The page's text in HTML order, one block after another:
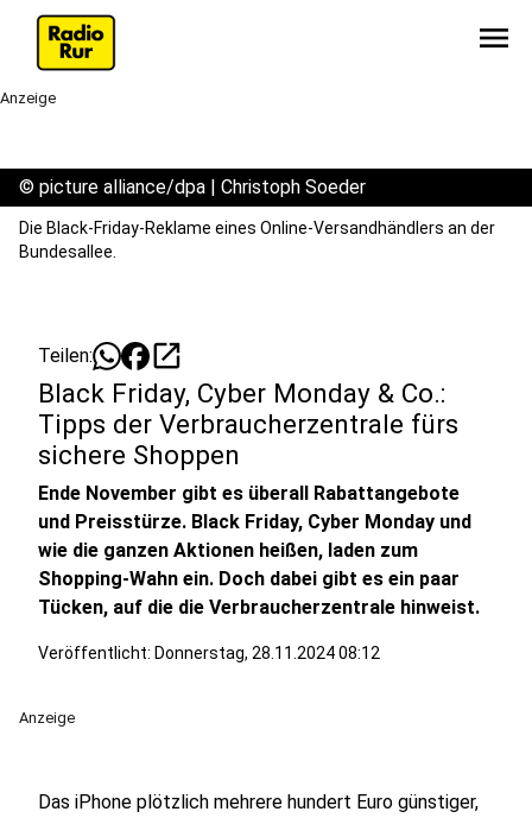
menu
Anzeige
© picture alliance/dpa | Christoph Soeder
Die Black-Friday-Reklame eines Online-Versandhändlers an der
Bundesallee.
Teilen: open_in_new
Black Friday, Cyber Monday & Co.:
Tipps der Verbraucherzentrale fürs
sichere Shoppen
Ende November gibt es überall Rabattangebote
und Preisstürze. Black Friday, Cyber Monday und
wie die ganzen Aktionen heißen, laden zum
Shopping-Wahn ein. Doch dabei gibt es ein paar
Tücken, auf die die Verbraucherzentrale hinweist.
Veröffentlicht: Donnerstag, 28.11.2024 08:12
Anzeige
Das iPhone plötzlich mehrere hundert Euro günstiger,